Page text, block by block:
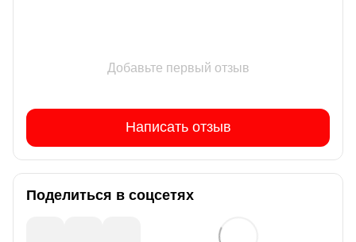
Добавьте первый отзыв
Написать отзыв
Поделиться в соцсетях